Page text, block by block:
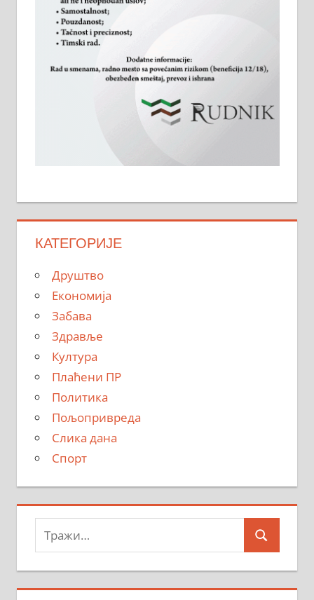
КАТЕГОРИЈЕ
Друштво
Економија
Забава
Здравље
Култура
Плаћени ПР
Политика
Пољопривреда
Слика дана
Спорт
Тражи:
Search